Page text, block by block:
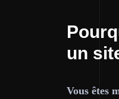
un
Vous êtes